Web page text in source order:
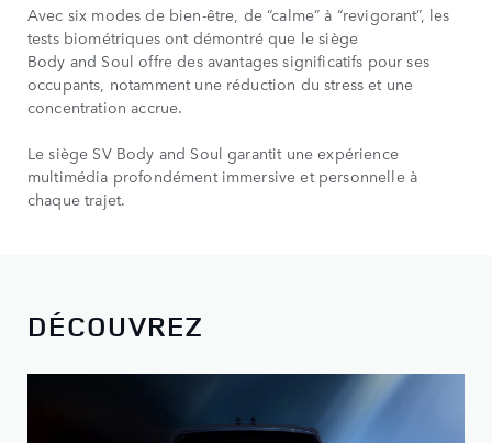
Avec six modes de bien-être, de “calme” à “revigorant”, les
tests biométriques ont démontré que le siège
Body and Soul offre des avantages significatifs pour ses
occupants, notamment une réduction du stress et une
concentration accrue.
Le siège SV Body and Soul garantit une expérience
multimédia profondément immersive et personnelle à
chaque trajet.
DÉCOUVREZ